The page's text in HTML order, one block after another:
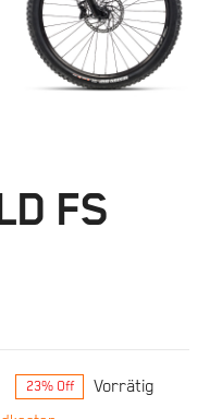
FS
23% Off Vorrätig